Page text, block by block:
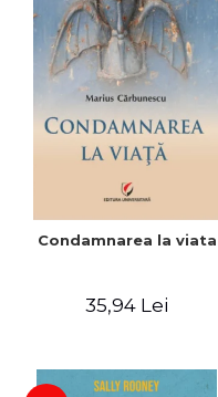
Condamnarea la viata
35,94 Lei